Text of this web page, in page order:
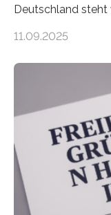
Deutschland steht
Dr. Matthias
Bundesverbands
durchgeführt
Antworten von
Ergebnis: Deutlich
über 50 Jahre alt
bereits
11.09.2025